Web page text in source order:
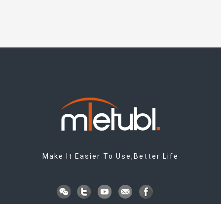
Make It Easier To Use,Better Life